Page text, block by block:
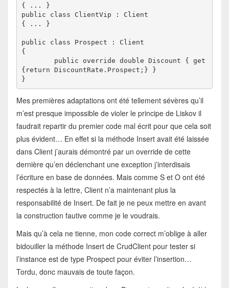
{ ... }
public class ClientVip : Client
{ ... }
public class Prospect : Client
{
{return DiscountRate.Prospect;} }
}
Mes premières adaptations ont été tellement sévères qu’il
m’est presque impossible de violer le principe de Liskov il
faudrait repartir du premier code mal écrit pour que cela soit
plus évident… En effet si la méthode Insert avait été laissée
dans Client j’aurais démontré par un override de cette
dernière qu’en déclenchant une exception j’interdisais
l’écriture en base de données. Mais comme S et O ont été
respectés à la lettre, Client n’a maintenant plus la
responsabilité de Insert. De fait je ne peux mettre en avant
la construction fautive comme je le voudrais.
Mais qu’à cela ne tienne, mon code correct m’oblige à aller
bidouiller la méthode Insert de CrudClient pour tester si
l’instance est de type Prospect pour éviter l’insertion…
Tordu, donc mauvais de toute façon.